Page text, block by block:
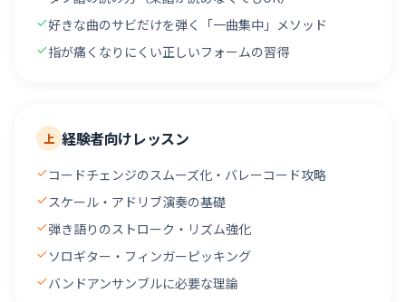
好きな曲のサビだけを弾く「一曲集中」メソッド
指が痛くなりにくい正しいフォームの習得
上 経験者向けレッスン
コードチェンジのスムーズ化・バレーコード攻略
スケール・アドリブ演奏の基礎
弾き語りのストローク・リズム強化
ソロギター・フィンガーピッキング
バンドアンサンブルに必要な理論